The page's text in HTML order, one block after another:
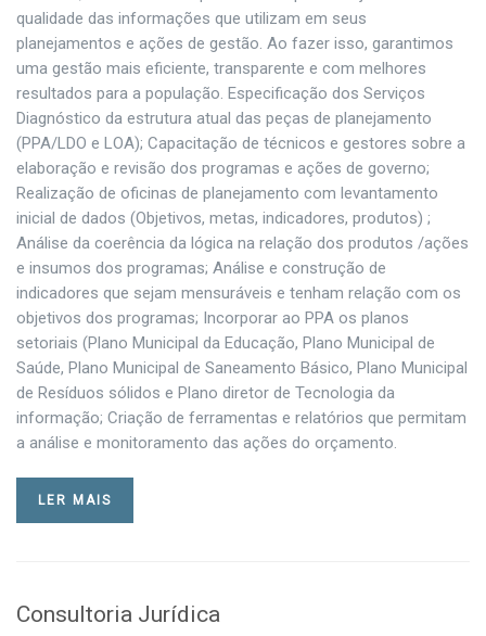
qualidade das informações que utilizam em seus
planejamentos e ações de gestão. Ao fazer isso, garantimos
uma gestão mais eficiente, transparente e com melhores
resultados para a população. Especificação dos Serviços
Diagnóstico da estrutura atual das peças de planejamento
(PPA/LDO e LOA); Capacitação de técnicos e gestores sobre a
elaboração e revisão dos programas e ações de governo;
Realização de oficinas de planejamento com levantamento
inicial de dados (Objetivos, metas, indicadores, produtos) ;
Análise da coerência da lógica na relação dos produtos /ações
e insumos dos programas; Análise e construção de
indicadores que sejam mensuráveis e tenham relação com os
objetivos dos programas; Incorporar ao PPA os planos
setoriais (Plano Municipal da Educação, Plano Municipal de
Saúde, Plano Municipal de Saneamento Básico, Plano Municipal
de Resíduos sólidos e Plano diretor de Tecnologia da
informação; Criação de ferramentas e relatórios que permitam
a análise e monitoramento das ações do orçamento.
LER MAIS
Consultoria Jurídica